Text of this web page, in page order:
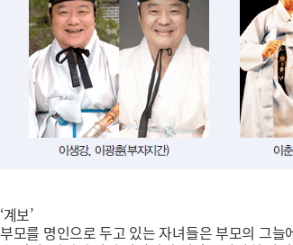
‘계보’
부모를 명인으로 두고 있는 자녀들은 부모의 그